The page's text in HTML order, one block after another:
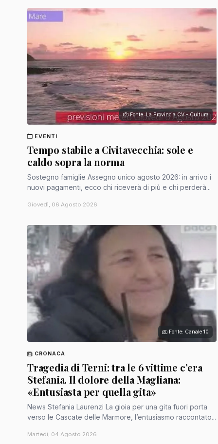
Fonte: La Provincia CV - Cultura
EVENTI
Tempo stabile a Civitavecchia: sole e
caldo sopra la norma
Sostegno famiglie Assegno unico agosto 2026: in arrivo i
nuovi pagamenti, ecco chi riceverà di più e chi perderà...
Giovedì, 06 Agosto 2026
Fonte: Canale 10
CRONACA
Tragedia di Terni: tra le 6 vittime c’era
Stefania. Il dolore della Magliana:
«Entusiasta per quella gita»
News Stefania Laurenzi La gioia per una gita fuori porta
verso le Cascate delle Marmore, l’entusiasmo raccontato...
Martedì, 04 Agosto 2026